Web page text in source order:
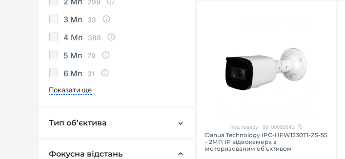
299
3 Мп 33
4 Мп 388
5 Мп 79
6 Мп
31
Показати ще
Тип об'єктива
Варіофокальний
Фокусна відстань
Код товару: 99-00003642
Dahua Technology IPC-HFW1230T1-ZS-S5
- 2МП IP відеокамера з
моторизованим об'єктивом